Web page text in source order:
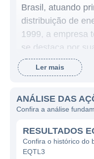
Brasil, atuando
distribuição de
1999, a empresa
se destaca por
norte e centro-
surgiu com o
regiões,
para o
dessas
O foco da
Ler mais
ANÁLISE DAS
Confira a análise
RESULTADOS
Confira o histórico do
EQTL3